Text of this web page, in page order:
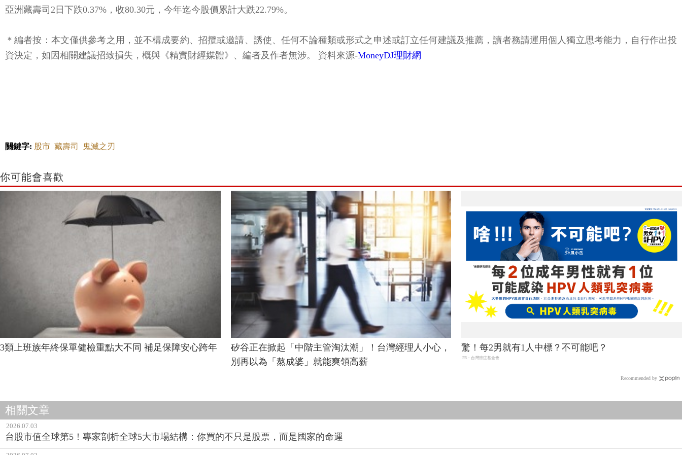
亞洲藏壽司2日下跌0.37%，收80.30元，今年迄今股價累計大跌22.79%。
＊編者按：本文僅供參考之用，並不構成要約、招攬或邀請、誘使、任何不論種類或形式之申述或訂立任何建議及推薦，讀者務請運用個人獨立思考能力，自行作出投
資決定，如因相關建議招致損失，概與《精實財經媒體》、編者及作者無涉。 資料來源-MoneyDJ理財網
關鍵字: 股市 藏壽司 鬼滅之刃
你可能會喜歡
3類上班族年終保單健檢重點大不同 補足保障安心跨年
矽谷正在掀起「中階主管淘汰潮」！台灣經理人小心，
別再以為「熬成婆」就能爽領高薪
驚！每2男就有1人中標？不可能吧？
PR・台灣癌症基金會
Recommended by
相關文章
2026.07.03
台股市值全球第5！專家剖析全球5大市場結構：你買的不只是股票，而是國家的命運